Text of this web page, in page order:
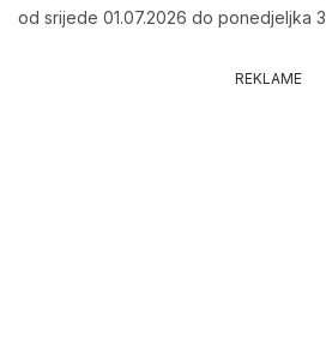
od srijede 01.07.2026 do ponedjeljka
REKLAME